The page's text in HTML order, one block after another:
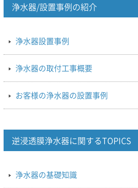
浄水器/設置事例の紹介
浄水器設置事例
浄水器の取付工事概要
お客様の浄水器の設置事例
逆浸透膜浄水器に関するTOPICS
浄水器の基礎知識